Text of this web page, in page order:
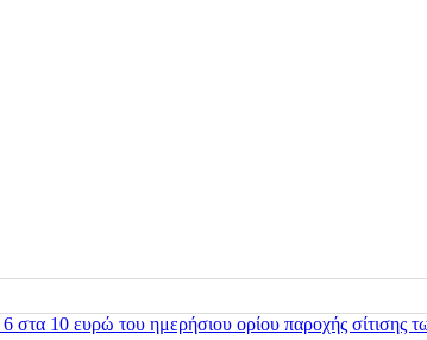
στα 10 ευρώ του ημερήσιου ορίου παροχής σίτισης